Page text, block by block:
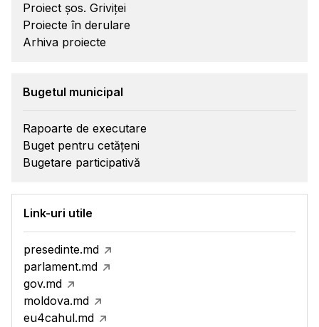
Proiect șos. Griviței
Proiecte în derulare
Arhiva proiecte
Bugetul municipal
Rapoarte de executare
Buget pentru cetățeni
Bugetare participativă
Link-uri utile
presedinte.md
parlament.md
gov.md
moldova.md
eu4cahul.md